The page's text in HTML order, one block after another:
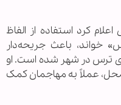
کرد استفاده از الفاظ
خواند، باعث جریحه‌دار
ترس در شهر شده است. او
عملاً به مهاجمان کمک